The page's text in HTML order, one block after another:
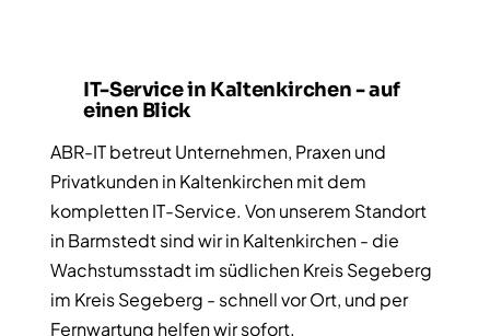
IT-Service in Kaltenkirchen - auf
einen Blick
ABR-IT betreut Unternehmen, Praxen und
Privatkunden in Kaltenkirchen mit dem
kompletten IT-Service. Von unserem Standort
in Barmstedt sind wir in Kaltenkirchen - die
Wachstumsstadt im südlichen Kreis Segeberg
im Kreis Segeberg - schnell vor Ort, und per
Fernwartung helfen wir sofort.